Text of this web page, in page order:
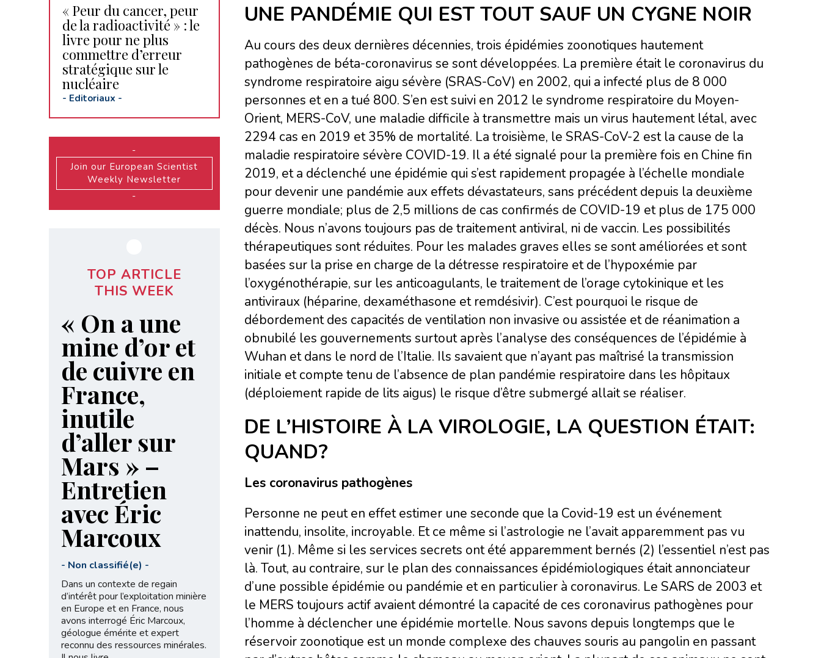
UNE PANDÉMIE QUI EST TOUT SAUF UN CYGNE NOIR
Au cours des deux dernières décennies, trois épidémies zoonotiques hautement
pathogènes de béta-coronavirus se sont développées. La première était le coronavirus du
syndrome respiratoire aigu sévère (SRAS-CoV) en 2002, qui a infecté plus de 8 000
personnes et en a tué 800. S’en est suivi en 2012 le syndrome respiratoire du Moyen-
Orient, MERS-CoV, une maladie difficile à transmettre mais un virus hautement létal, avec
2294 cas en 2019 et 35% de mortalité. La troisième, le SRAS-CoV-2 est la cause de la
maladie respiratoire sévère COVID-19. Il a été signalé pour la première fois en Chine fin
2019, et a déclenché une épidémie qui s’est rapidement propagée à l’échelle mondiale
pour devenir une pandémie aux effets dévastateurs, sans précédent depuis la deuxième
guerre mondiale; plus de 2,5 millions de cas confirmés de COVID-19 et plus de 175 000
décès. Nous n’avons toujours pas de traitement antiviral, ni de vaccin. Les possibilités
thérapeutiques sont réduites. Pour les malades graves elles se sont améliorées et sont
basées sur la prise en charge de la détresse respiratoire et de l’hypoxémie par
l’oxygénothérapie, sur les anticoagulants, le traitement de l’orage cytokinique et les
antiviraux (héparine, dexaméthasone et remdésivir). C’est pourquoi le risque de
débordement des capacités de ventilation non invasive ou assistée et de réanimation a
obnubilé les gouvernements surtout après l’analyse des conséquences de l’épidémie à
Wuhan et dans le nord de l’Italie. Ils savaient que n’ayant pas maîtrisé la transmission
initiale et compte tenu de l’absence de plan pandémie respiratoire dans les hôpitaux
(déploiement rapide de lits aigus) le risque d’être submergé allait se réaliser.
DE L’HISTOIRE À LA VIROLOGIE, LA QUESTION ÉTAIT:
QUAND?
Les coronavirus pathogènes
Personne ne peut en effet estimer une seconde que la Covid-19 est un événement
inattendu, insolite, incroyable. Et ce même si l’astrologie ne l’avait apparemment pas vu
venir (1). Même si les services secrets ont été apparemment bernés (2) l’essentiel n’est pas
là. Tout, au contraire, sur le plan des connaissances épidémiologiques était annonciateur
d’une possible épidémie ou pandémie et en particulier à coronavirus. Le SARS de 2003 et
le MERS toujours actif avaient démontré la capacité de ces coronavirus pathogènes pour
l’homme à déclencher une épidémie mortelle. Nous savons depuis longtemps que le
réservoir zoonotique est un monde complexe des chauves souris au pangolin en passant
« Peur du cancer, peur
de la radioactivité » : le
livre pour ne plus
commettre d’erreur
stratégique sur le
nucléaire
- Editoriaux -
-
Join our European Scientist
Weekly Newsletter
-
TOP ARTICLE
THIS WEEK
« On a une
mine d’or et
de cuivre en
France,
inutile
d’aller sur
Mars » –
Entretien
avec Éric
Marcoux
- Non classifié(e) -
Dans un contexte de regain
d’intérêt pour l’exploitation minière
en Europe et en France, nous
avons interrogé Éric Marcoux,
géologue émérite et expert
reconnu des ressources minérales.